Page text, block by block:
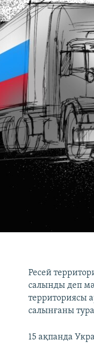
Ресей
салынды деп
территориясы
салынғаны
15 ақпанда